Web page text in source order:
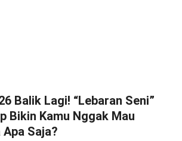
Balik Lagi! “Lebaran Seni”
Bikin Kamu Nggak Mau
Saja?